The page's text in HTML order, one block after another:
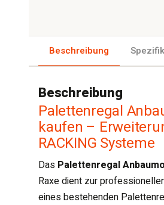
Beschreibung
Beschreibung
Palettenregal
kaufen –
RACKING Systeme
Das Palettenregal
Raxe dient zur
eines bestehenden